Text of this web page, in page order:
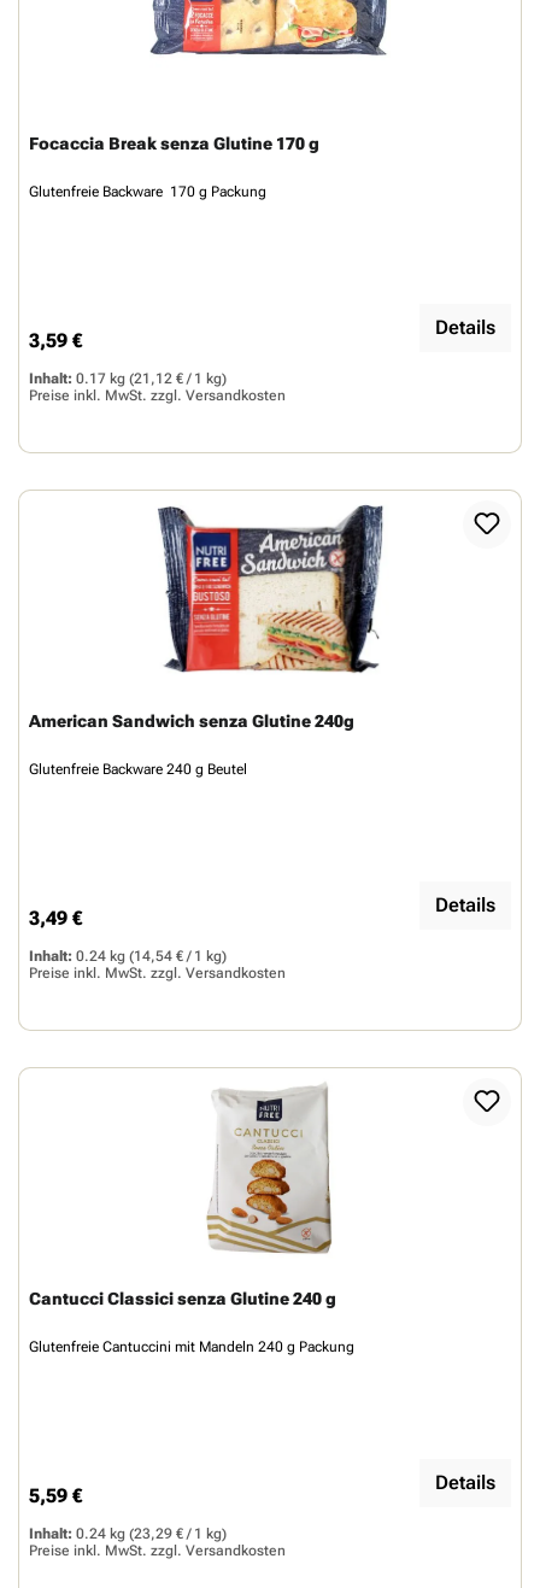
Focaccia Break senza Glutine 170 g
Glutenfreie Backware 170 g Packung
Regulärer Preis:
3,59 €
Details
Inhalt: 0.17 kg (21,12 € / 1 kg)
Preise inkl. MwSt. zzgl. Versandkosten
American Sandwich senza Glutine 240g
Glutenfreie Backware 240 g Beutel
Regulärer Preis:
3,49 €
Details
Inhalt: 0.24 kg (14,54 € / 1 kg)
Preise inkl. MwSt. zzgl. Versandkosten
Cantucci Classici senza Glutine 240 g
Glutenfreie Cantuccini mit Mandeln 240 g Packung
Regulärer Preis:
5,59 €
Details
Inhalt: 0.24 kg (23,29 € / 1 kg)
Preise inkl. MwSt. zzgl. Versandkosten